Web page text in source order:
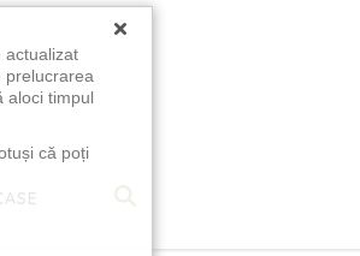
×
actualizat
prelucrarea
aloci timpul
că poți